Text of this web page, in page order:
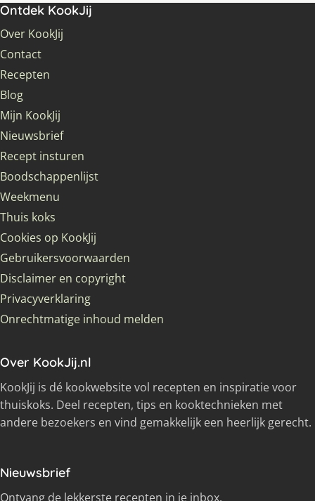
Ontdek KookJij
Over KookJij
Contact
Recepten
Blog
Mijn KookJij
Nieuwsbrief
Recept insturen
Boodschappenlijst
Weekmenu
Thuis koks
Cookies op KookJij
Gebruikersvoorwaarden
Disclaimer en copyright
Privacyverklaring
Onrechtmatige inhoud melden
Over KookJij.nl
KookJij is dé kookwebsite vol recepten en inspiratie voor
thuiskoks. Deel recepten, tips en kooktechnieken met
andere bezoekers en vind gemakkelijk een heerlijk gerecht.
Nieuwsbrief
Ontvang de lekkerste recepten in je inbox.